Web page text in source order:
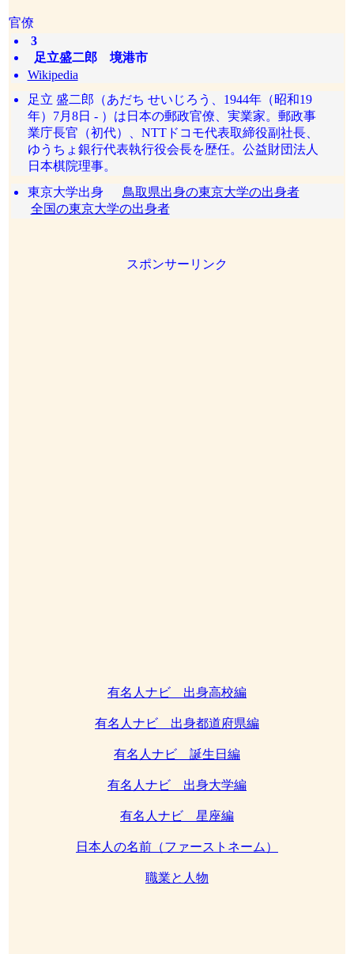
官僚
3
足立盛二郎 境港市
Wikipedia
足立 盛二郎（あだち せいじろう、1944年（昭和19
年）7月8日 - ）は日本の郵政官僚、実業家。郵政事
業庁長官（初代）、NTTドコモ代表取締役副社長、
ゆうちょ銀行代表執行役会長を歴任。公益財団法人
日本棋院理事。
東京大学出身 鳥取県出身の東京大学の出身者
全国の東京大学の出身者
スポンサーリンク
有名人ナビ 出身高校編
有名人ナビ 出身都道府県編
有名人ナビ 誕生日編
有名人ナビ 出身大学編
有名人ナビ 星座編
日本人の名前（ファーストネーム）
職業と人物